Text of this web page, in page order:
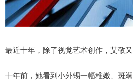
最近十年，除了视觉艺术创作，艾敬又
十年前，她看到小外甥一幅稚嫩、斑